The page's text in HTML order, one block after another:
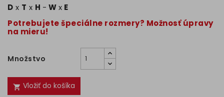
D x T x H - Wx E
Potrebujete špeciálne rozmery? Možnosť úpravy
na mieru!
Množstvo
 Vložiť do košíka